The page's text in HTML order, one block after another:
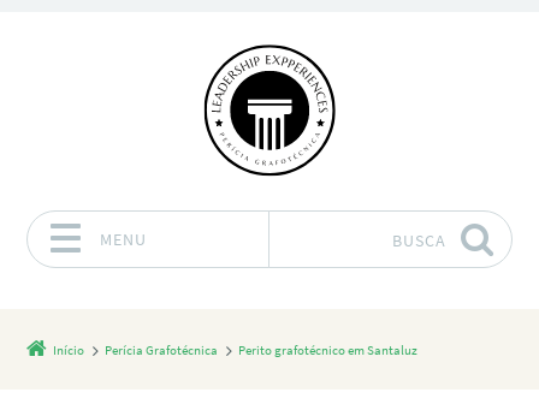
MENU BUSCA
Início Perícia Grafotécnica Perito grafotécnico em Santaluz